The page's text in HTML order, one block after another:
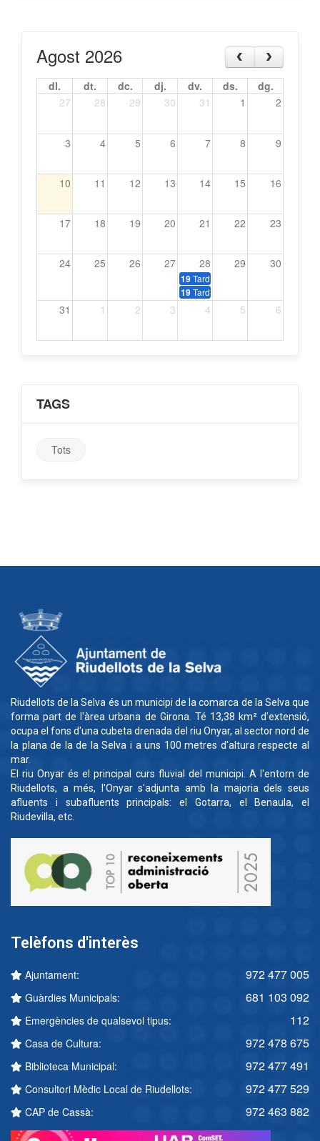
Agost 2026
dl. dt. dc. dj. dv. ds.
dg.
27
28 29 30 31 1 2
3 4 5 6 7 8 9
10 11 12 13 14 15 16
17 18 19 20 21 22 23
24 25 26 27 28 29 30
19 Tardeo amb música dels 70, 80
19 Tardeo amb música dels 70, 80
31 1 2 3 4 5 6
TAGS
Tots
Riudellots de la Selva és un municipi de la comarca de la Selva que
forma part de l'àrea urbana de Girona. Té 13,38 km² d'extensió,
ocupa el fons d'una cubeta drenada del riu Onyar, al sector nord de
la plana de la de la Selva i a uns 100 metres d'altura respecte al
mar.
El riu Onyar és el principal curs fluvial del municipi. A l'entorn de
Riudellots, a més, l'Onyar s'adjunta amb la majoria dels seus
afluents i subafluents principals: el Gotarra, el Benaula, el
Riudevilla, etc.
Telèfons d'interès
Ajuntament: 972 477 005
Guàrdies Municipals: 681 103 092
Emergències de qualsevol tipus: 112
Casa de Cultura: 972 478 675
Biblioteca Municipal: 972 477 491
Consultori Mèdic Local de Riudellots: 972 477 529
CAP de Cassà: 972 463 882